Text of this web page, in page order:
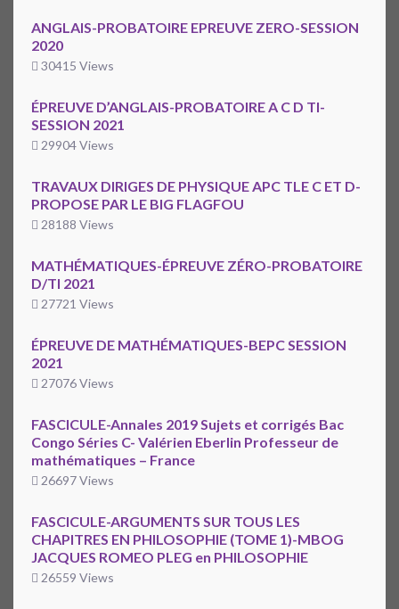
ANGLAIS-PROBATOIRE EPREUVE ZERO-SESSION
2020
30415 Views
ÉPREUVE D’ANGLAIS-PROBATOIRE A C D TI-
SESSION 2021
29904 Views
TRAVAUX DIRIGES DE PHYSIQUE APC TLE C ET D-
PROPOSE PAR LE BIG FLAGFOU
28188 Views
MATHÉMATIQUES-ÉPREUVE ZÉRO-PROBATOIRE
D/TI 2021
27721 Views
ÉPREUVE DE MATHÉMATIQUES-BEPC SESSION
2021
27076 Views
FASCICULE-Annales 2019 Sujets et corrigés Bac
Congo Séries C- Valérien Eberlin Professeur de
mathématiques – France
26697 Views
FASCICULE-ARGUMENTS SUR TOUS LES
CHAPITRES EN PHILOSOPHIE (TOME 1)-MBOG
JACQUES ROMEO PLEG en PHILOSOPHIE
26559 Views